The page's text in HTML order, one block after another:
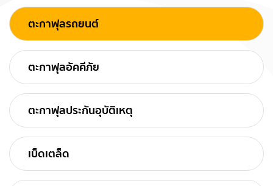
ตะกาฟุลรถยนต์
ตะกาฟุลอัคคีภัย
ตะกาฟุลประกันอุบัติเหตุ
เบ็ดเตล็ด